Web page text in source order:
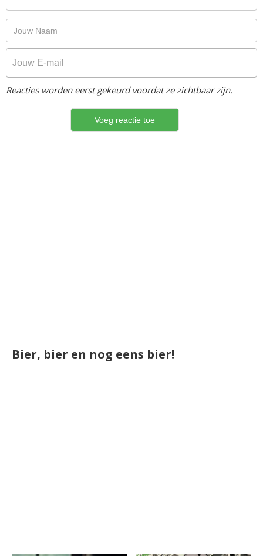
Reacties worden eerst gekeurd voordat ze zichtbaar zijn.
Bier, bier en nog eens bier!